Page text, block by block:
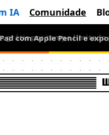
IA Comunidade
grátis por tempo
com Apple Pencil e